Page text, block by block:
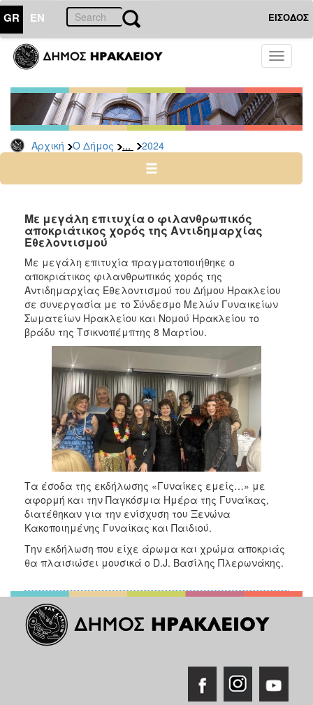
GR EN ΕΙΣΟΔΟΣ
Toggle
Αρχική Ο Δήμος ... 2024
ΔΗΜΟΣ
Δελτία
Τύπου
Αρχείο
2026
2024
2022
2020
2019
2018
2017
2016
2015
2013
2012
2011
2010
2006
ΤΟΠΟΣ
ΠΟΛΙΤΙΣΜΟΣ
ΑΝΘΕΚΤΙΚΗ
Με μεγάλη επιτυχία ο φιλανθρωπικός
αποκριάτικος χορός της Αντιδημαρχίας
Εθελοντισμού
Με μεγάλη επιτυχία πραγματοποιήθηκε ο
αποκριάτικος φιλανθρωπικός χορός της
Αντιδημαρχίας Εθελοντισμού του Δήμου Ηρακλείου
σε συνεργασία με το Σύνδεσμο Μελών Γυναικείων
Σωματείων Ηρακλείου και Νομού Ηρακλείου το
βράδυ της Τσικνοπέμπτης 8 Μαρτίου.
Τα έσοδα της εκδήλωσης «Γυναίκες εμείς…» με
αφορμή και την Παγκόσμια Ημέρα της Γυναίκας,
διατέθηκαν για την ενίσχυση του Ξενώνα
Κακοποιημένης Γυναίκας και Παιδιού.
Την εκδήλωση που είχε άρωμα και χρώμα αποκριάς
θα πλαισιώσει μουσικά ο D.J. Βασίλης Πλερωνάκης.